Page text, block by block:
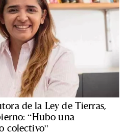
de la Ley de Tierras,
“Hubo una
colectivo”